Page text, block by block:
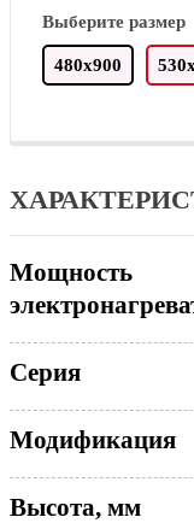
Выберите размер
480х900
Мощность
Серия
Модификация
Высота, мм